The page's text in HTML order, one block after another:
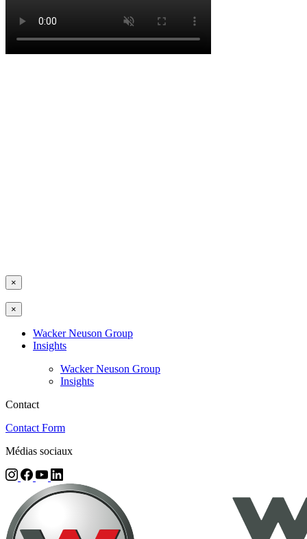
×
×
Wacker Neuson Group
Insights
Wacker Neuson Group
Insights
Contact
Contact Form
Médias sociaux